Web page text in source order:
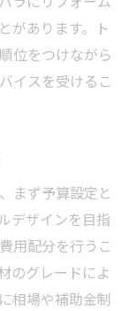
があります。ト
位をつけながら
イスを受けるこ
まず予算設定と
デザインを目指
用配分を行うこ
のグレードによ
相場や補助金制